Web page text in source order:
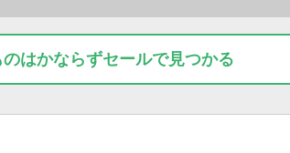
はかならずセールで見つかる